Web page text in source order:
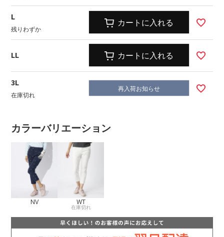
L
残りわずか
カートに入れる
LL カートに入れる
3L
在庫切れ
再入荷お知らせ
カラーバリエーション
NV WT
在庫切れ